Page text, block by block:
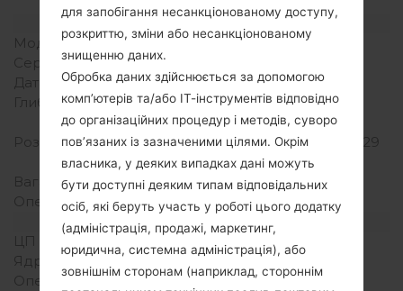
Модель та її характеристики
Модель
LGGW620GO
Серія
Дата випуску
Листопад, 2009
Глибина
15.9 міліметрів (0.63
дюйма)
Розміри (ширина/висота) 109 x 54.5 міліметрів (4.29
x 2.15 дюйма)
Вага
139 грам (4.90 унції)
Операційна система
-
Апаратне забезпечення
ЦП (процесор)
-
Ядра процесора
-
Оперативна память
-
для запобігання несанкціонованому доступу,
розкриттю, зміни або несанкціонованому
знищенню даних.
Обробка даних здійснюється за допомогою
комп’ютерів та/або ІТ-інструментів відповідно
до організаційних процедур і методів, суворо
пов’язаних із зазначеними цілями. Окрім
власника, у деяких випадках дані можуть
бути доступні деяким типам відповідальних
осіб, які беруть участь у роботі цього додатку
(адміністрація, продажі, маркетинг,
юридична, системна адміністрація), або
зовнішнім сторонам (наприклад, стороннім